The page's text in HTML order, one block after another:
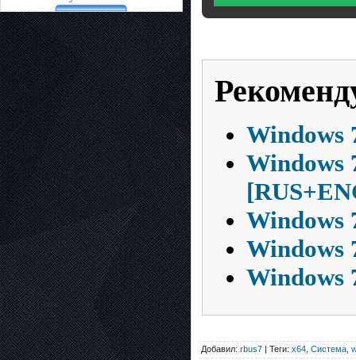
Windows
Windows
Windows
Windows
Windows
Добавил: rbus7 | Теги: x64 Система